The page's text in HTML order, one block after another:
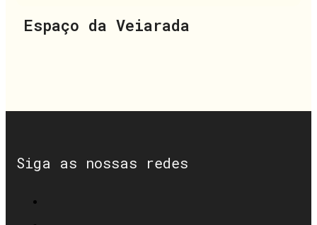
Espaço da Veiarada
Siga as nossas redes